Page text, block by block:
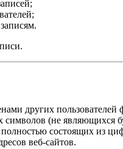
других пользователей
символов (не являющихся
состоящих из
веб-сайтов.